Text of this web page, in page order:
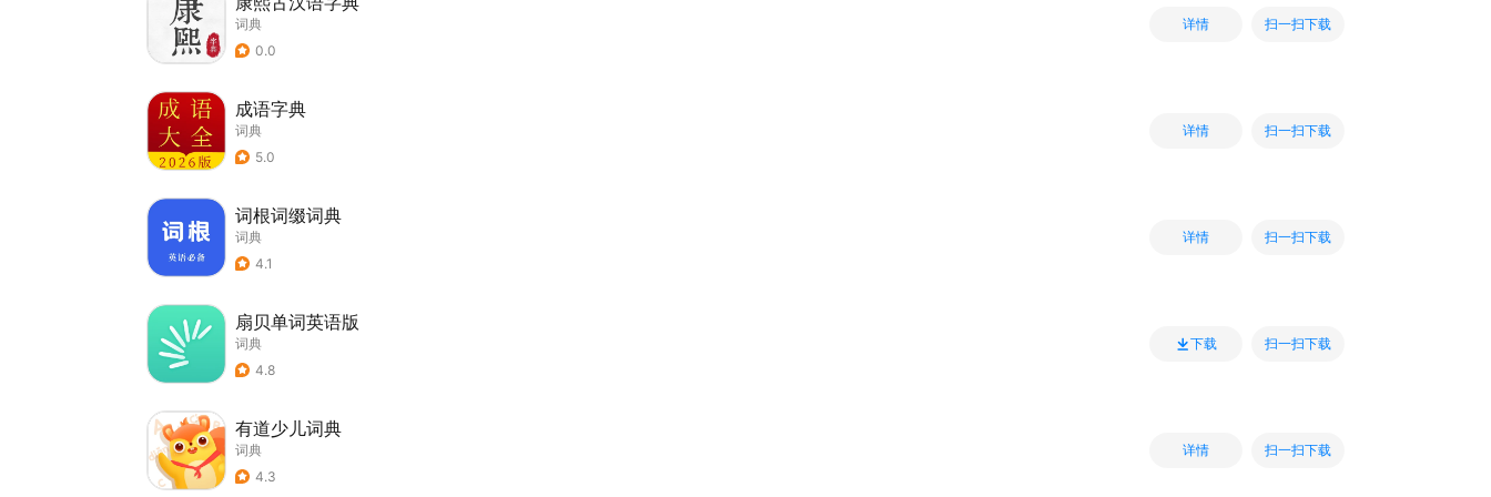
词典
0.0
详情 扫一扫下载
成语字典
词典
5.0
详情 扫一扫下载
词根词缀词典
词典
4.1
详情 扫一扫下载
扇贝单词英语版
词典
4.8
下载 扫一扫下载
有道少儿词典
词典
4.3
详情 扫一扫下载